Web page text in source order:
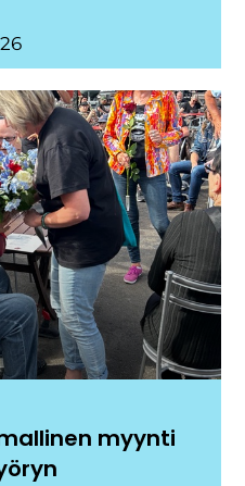
myynti